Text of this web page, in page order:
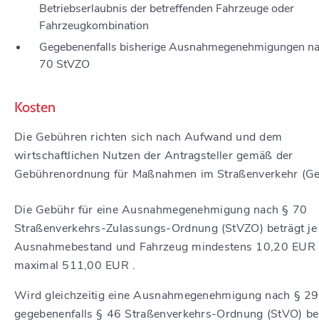
Betriebserlaubnis der betreffenden Fahrzeuge oder
Fahrzeugkombination
Gegebenenfalls bisherige Ausnahmegenehmigungen
70 StVZO
Kosten
Die Gebühren richten sich nach Aufwand und dem
wirtschaftlichen Nutzen der Antragsteller gemäß der
Gebührenordnung für Maßnahmen im Straßenverkehr
Die Gebühr für eine Ausnahmegenehmigung nach § 70
Straßenverkehrs-Zulassungs-Ordnung (StVZO) beträgt je
Ausnahmebestand und Fahrzeug mindestens 10,20 EUR
maximal 511,00 EUR .
Wird gleichzeitig eine Ausnahmegenehmigung nach §
gegebenenfalls § 46 Straßenverkehrs-Ordnung (StVO)